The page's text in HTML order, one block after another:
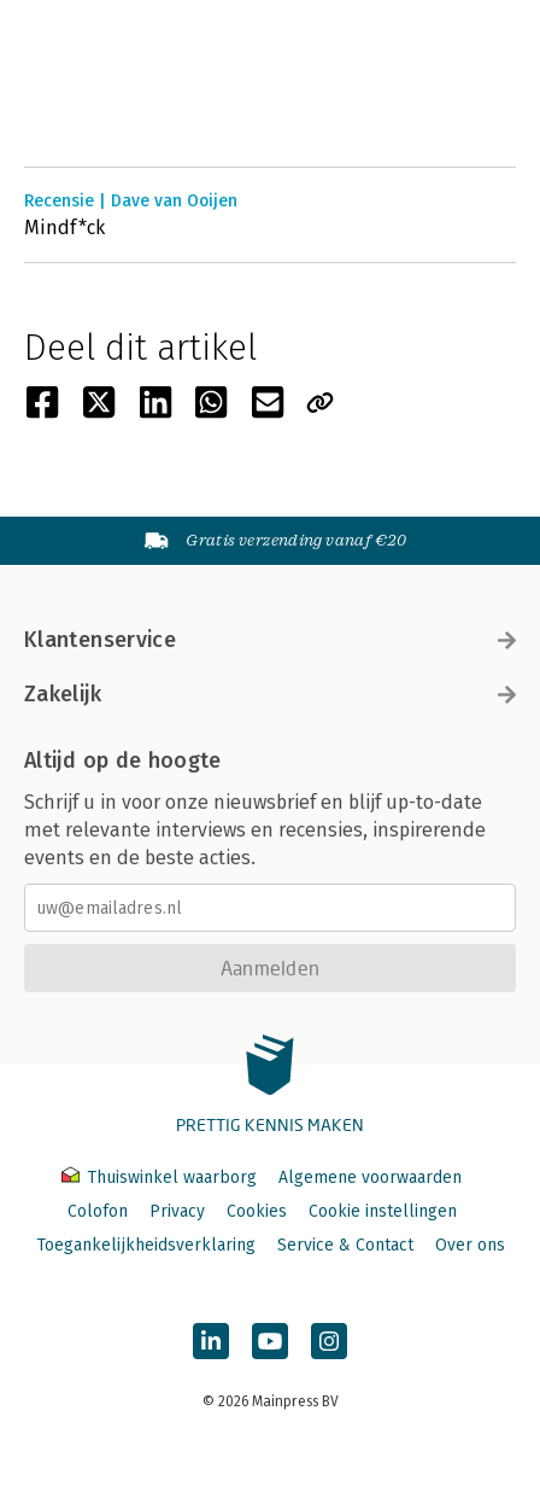
Recensie | Dave van Ooijen
Mindf*ck
Deel dit artikel
Gratis verzending vanaf €20
Klantenservice
Zakelijk
Altijd op de hoogte
Schrijf u in voor onze nieuwsbrief en blijf up-to-date
met relevante interviews en recensies, inspirerende
events en de beste acties.
Aanmelden
PRETTIG KENNIS MAKEN
Thuiswinkel waarborg
Algemene voorwaarden
Colofon
Privacy Cookies
Cookie instellingen
Toegankelijkheidsverklaring
Service & Contact Over ons
© 2026 Mainpress BV